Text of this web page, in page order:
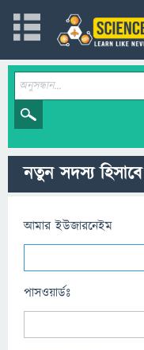
নতুন সদস্য
আমার ইউজারনেইম
পাসওয়ার্ডঃ